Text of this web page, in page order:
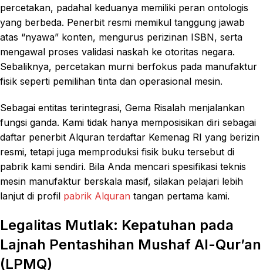
percetakan, padahal keduanya memiliki peran ontologis
yang berbeda. Penerbit resmi memikul tanggung jawab
atas “nyawa” konten, mengurus perizinan ISBN, serta
mengawal proses validasi naskah ke otoritas negara.
Sebaliknya, percetakan murni berfokus pada manufaktur
fisik seperti pemilihan tinta dan operasional mesin.
Sebagai entitas terintegrasi, Gema Risalah menjalankan
fungsi ganda. Kami tidak hanya memposisikan diri sebagai
daftar penerbit Alquran terdaftar Kemenag RI yang berizin
resmi, tetapi juga memproduksi fisik buku tersebut di
pabrik kami sendiri. Bila Anda mencari spesifikasi teknis
mesin manufaktur berskala masif, silakan pelajari lebih
lanjut di profil pabrik Alquran tangan pertama kami.
Legalitas Mutlak: Kepatuhan pada
Lajnah Pentashihan Mushaf Al-Qur’an
(LPMQ)